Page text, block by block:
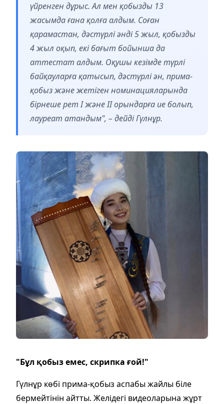
үйренген дұрыс. Ал мен қобызды 13
жасымда ғана қолға алдым. Соған
қарамастан, дәстүрлі әнді 5 жыл, қобызды
4 жыл оқып, екі бағыт бойынша да
аттестат алдым. Оқушы кезімде түрлі
байқауларға қатысып, дәстүрлі ән, прима-
қобыз және жетіген номинацияларында
бірнеше рет I және II орындарға ие болып,
лауреат атандым", – дейді Гүлнұр.
"Бұл қобыз емес, скрипка ғой!"
Гүлнұр көбі прима-қобыз аспабы жайлы біле
бермейтінін айтты. Желідегі видеоларына жұрт